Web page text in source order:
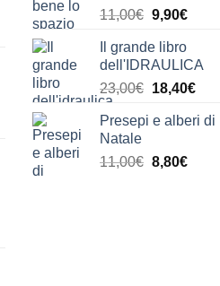
11,00€ Il
originale
era:
11,00€.
9,90€Il
è:
Il grande libro
dell'IDRAULICA
23,00€ Il
originale
23,00€.
18,40€Il
Presepi e alberi di
Natale
11,00€ Il
8,80€Il